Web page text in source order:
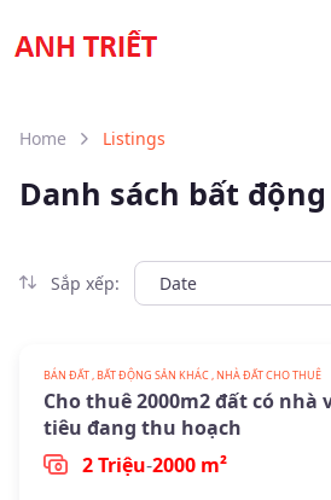
Home Listings
Danh sách bất
Sắp xếp:
BÁN ĐẤT , BẤT ĐỘNG SẢN KHÁC , NHÀ ĐẤT CHO THUÊ
Cho thuê 2000m2 đất có nhà
tiêu đang thu hoạch
2 Triệu-2000 m²